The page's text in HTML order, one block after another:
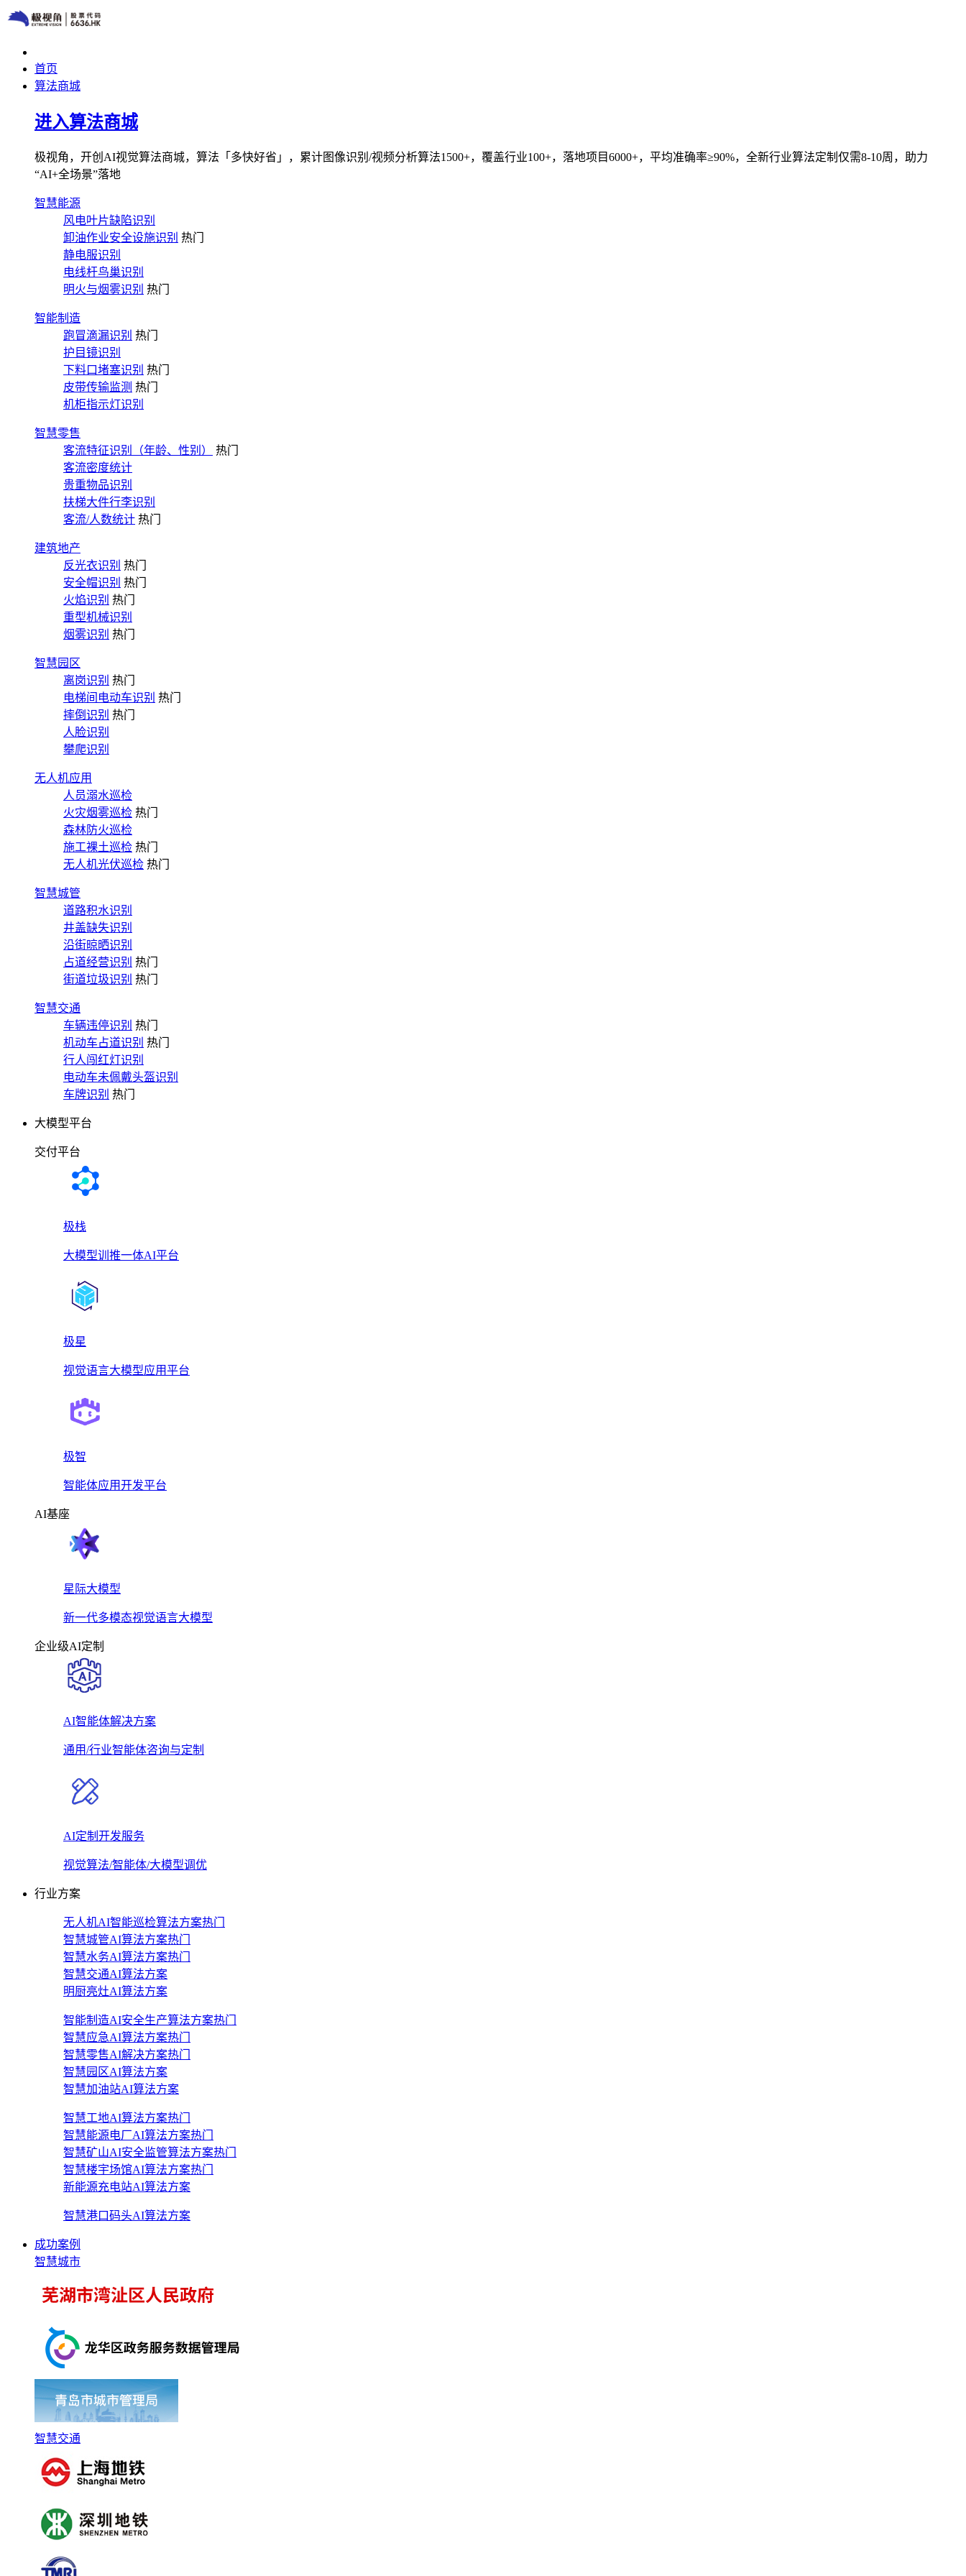
首页
算法商城
进入算法商城
极视角，开创AI视觉算法商城，算法「多快好省」，累计图像识别/视频分析算法1500+，覆盖行业100+，落地项目6000+，平均准确率≥90%，全新行业算法定制仅需8-10周，助力
“AI+全场景”落地
智慧能源
风电叶片缺陷识别
卸油作业安全设施识别 热门
静电服识别
电线杆鸟巢识别
明火与烟雾识别 热门
智能制造
跑冒滴漏识别 热门
护目镜识别
下料口堵塞识别 热门
皮带传输监测 热门
机柜指示灯识别
智慧零售
客流特征识别（年龄、性别）
热门
客流密度统计
贵重物品识别
扶梯大件行李识别
客流/人数统计 热门
建筑地产
反光衣识别 热门
安全帽识别 热门
火焰识别 热门
重型机械识别
烟雾识别 热门
智慧园区
离岗识别 热门
电梯间电动车识别 热门
摔倒识别 热门
人脸识别
攀爬识别
无人机应用
人员溺水巡检
火灾烟雾巡检 热门
森林防火巡检
施工裸土巡检 热门
无人机光伏巡检 热门
智慧城管
道路积水识别
井盖缺失识别
沿街晾晒识别
占道经营识别 热门
街道垃圾识别 热门
智慧交通
车辆违停识别 热门
机动车占道识别 热门
行人闯红灯识别
电动车未佩戴头盔识别
车牌识别 热门
大模型平台
交付平台
极栈
大模型训推一体AI平台
极星
视觉语言大模型应用平台
极智
智能体应用开发平台
AI基座
星际大模型
新一代多模态视觉语言大模型
企业级AI定制
AI智能体解决方案
通用/行业智能体咨询与定制
AI定制开发服务
视觉算法/智能体/大模型调优
行业方案
无人机AI智能巡检算法方案热门
智慧城管AI算法方案热门
智慧水务AI算法方案热门
智慧交通AI算法方案
明厨亮灶AI算法方案
智能制造AI安全生产算法方案热门
智慧应急AI算法方案热门
智慧零售AI解决方案热门
智慧园区AI算法方案
智慧加油站AI算法方案
智慧工地AI算法方案热门
智慧能源电厂AI算法方案热门
智慧矿山AI安全监管算法方案热门
智慧楼宇场馆AI算法方案热门
新能源充电站AI算法方案
智慧港口码头AI算法方案
成功案例
智慧城市
智慧交通